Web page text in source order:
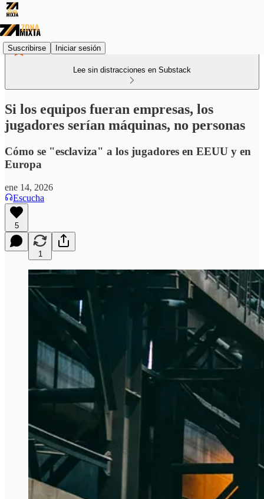
Suscribirse Iniciar sesión
Lee sin distracciones en Substack
Si los equipos fueran empresas, los
jugadores serían máquinas, no personas
Cómo se "esclaviza" a los jugadores en EEUU y en
Europa
ene 14, 2026
Escucha
5
1